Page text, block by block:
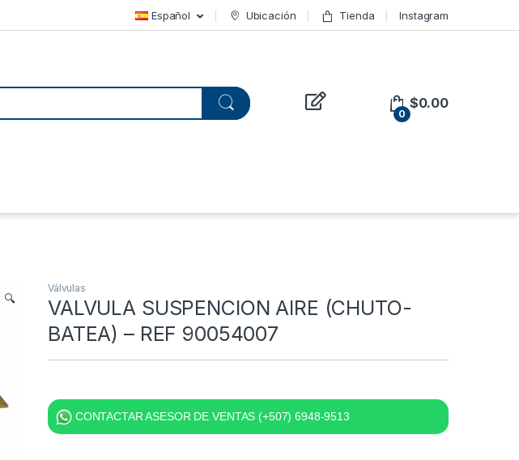
Español Ubicación Tienda Instagram
0
$0.00
🔍
Válvulas
VALVULA SUSPENCION AIRE (CHUTO-
BATEA) – REF 90054007
CONTACTAR ASESOR DE VENTAS (+507) 6948-9513